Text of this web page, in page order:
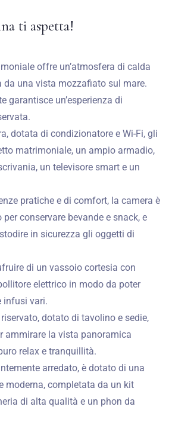
ti aspetta!
offre un’atmosfera di calda
da una vista mozzafiato sul mare.
garantisce un’esperienza di
dotata di condizionatore e Wi-Fi, gli
matrimoniale, un ampio armadio,
un televisore smart e un
pratiche e di comfort, la camera è
conservare bevande e snack, e
in sicurezza gli oggetti di
di un vassoio cortesia con
elettrico in modo da poter
infusi vari.
dotato di tavolino e sedie,
ammirare la vista panoramica
relax e tranquillità.
arredato, è dotato di una
moderna, completata da un kit
di alta qualità e un phon da